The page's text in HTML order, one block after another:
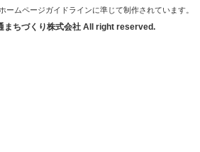
ームページガイドラインに準じて制作されています。
ちづくり株式会社 All right reserved.